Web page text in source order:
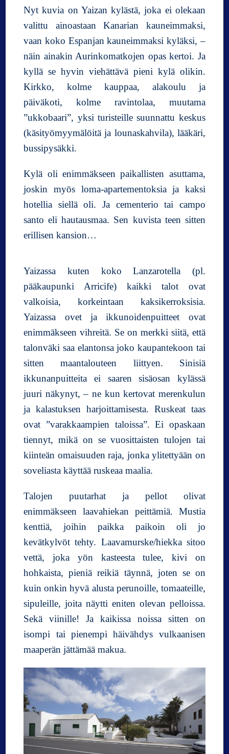
Nyt kuvia on Yaizan kylästä, joka ei olekaan
valittu ainoastaan Kanarian kauneimmaksi,
vaan koko Espanjan kauneimmaksi kyläksi, –
näin ainakin Aurinkomatkojen opas kertoi. Ja
kyllä se hyvin viehättävä pieni kylä olikin.
Kirkko, kolme kauppaa, alakoulu ja
päiväkoti, kolme ravintolaa, muutama
”ukkobaari”, yksi turisteille suunnattu keskus
(käsityömyymälöitä ja lounaskahvila), lääkäri,
bussipysäkki.
Kylä oli enimmäkseen paikallisten asuttama,
joskin myös loma-apartementoksia ja kaksi
hotellia siellä oli. Ja cementerio tai campo
santo eli hautausmaa. Sen kuvista teen sitten
erillisen kansion…
Yaizassa kuten koko Lanzarotella (pl.
pääkaupunki Arricife) kaikki talot ovat
valkoisia, korkeintaan kaksikerroksisia.
Yaizassa ovet ja ikkunoidenpuitteet ovat
enimmäkseen vihreitä. Se on merkki siitä, että
talonväki saa elantonsa joko kaupantekoon tai
sitten maantalouteen liittyen. Sinisiä
ikkunanpuitteita ei saaren sisäosan kylässä
juuri näkynyt, – ne kun kertovat merenkulun
ja kalastuksen harjoittamisesta. Ruskeat taas
ovat ”varakkaampien taloissa”. Ei opaskaan
tiennyt, mikä on se vuosittaisten tulojen tai
kiinteän omaisuuden raja, jonka ylitettyään on
soveliasta käyttää ruskeaa maalia.
Talojen puutarhat ja pellot olivat
enimmäkseen laavahiekan peittämiä. Mustia
kenttiä, joihin paikka paikoin oli jo
kevätkylvöt tehty. Laavamurske/hiekka sitoo
vettä, joka yön kasteesta tulee, kivi on
hohkaista, pieniä reikiä täynnä, joten se on
kuin onkin hyvä alusta perunoille, tomaateille,
sipuleille, joita näytti eniten olevan pelloissa.
Sekä viinille! Ja kaikissa noissa sitten on
isompi tai pienempi häivähdys vulkaanisen
maaperän jättämää makua.